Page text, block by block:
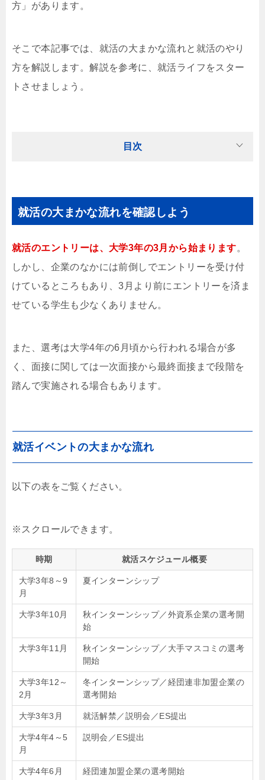
方」があります。
そこで本記事では、就活の大まかな流れと就活のやり
方を解説します。解説を参考に、就活ライフをスター
トさせましょう。
目次
就活の大まかな流れを確認しよう
就活のエントリーは、大学3年の3月から始まります。
しかし、企業のなかには前倒しでエントリーを受け付
けているところもあり、3月より前にエントリーを済ま
せている学生も少なくありません。
また、選考は大学4年の6月頃から行われる場合が多
く、面接に関しては一次面接から最終面接まで段階を
踏んで実施される場合もあります。
就活イベントの大まかな流れ
以下の表をご覧ください。
時期 就活スケジュール概要
大学3年8～9
月
夏インターンシップ
大学3年10月
秋インターンシップ／外資系企業の選考開
始
大学3年11月
秋インターンシップ／大手マスコミの選考
開始
大学3年12～
2月
冬インターンシップ／経団連非加盟企業の
選考開始
大学3年3月 就活解禁／説明会／ES提出
大学4年4～5
月
説明会／ES提出
大学4年6月 経団連加盟企業の選考開始